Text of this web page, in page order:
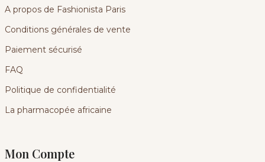
A propos de Fashionista Paris
Conditions générales de vente
Paiement sécurisé
FAQ
Politique de confidentialité
La pharmacopée africaine
Mon Compte